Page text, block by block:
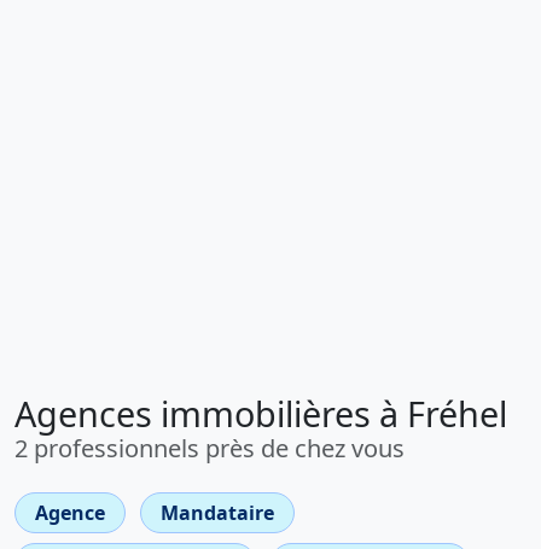
Agences immobilières à Fréhel
2 professionnels près de chez vous
Agence
Mandataire